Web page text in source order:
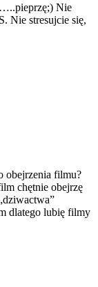
Nie
Nie stresujcie się,
obejrzenia filmu?
chętnie obejrzę
dlatego lubię filmy